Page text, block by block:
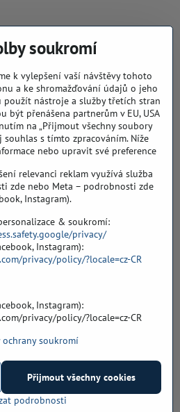
DOMLUVĚ
soukromíZásady ochrany soukromí
ByznysWeb.cz
soukromí
k vylepšení vaší návštěvy tohoto
a ke shromažďování údajů o jeho
použít nástroje a služby třetích stran
být přenášena partnerům v EU, USA
na „Přijmout všechny soubory
s tímto zpracováním. Níže
nebo upravit své preference
relevanci reklam využívá služba
zde nebo Meta – podrobnosti zde
Instagram).
& soukromí:
privacy/
Instagram):
privacy/policy/?locale=cz-CR
Instagram):
privacy/policy/?locale=cz-CR
ochrany soukromí
podrobnosti
Přijmout všechny cookies